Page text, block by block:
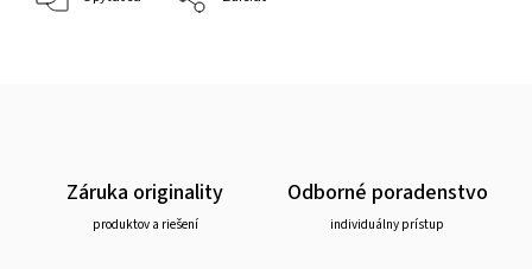
Záruka originality
produktov a riešení
Odborné poradenstvo
individuálny prístup